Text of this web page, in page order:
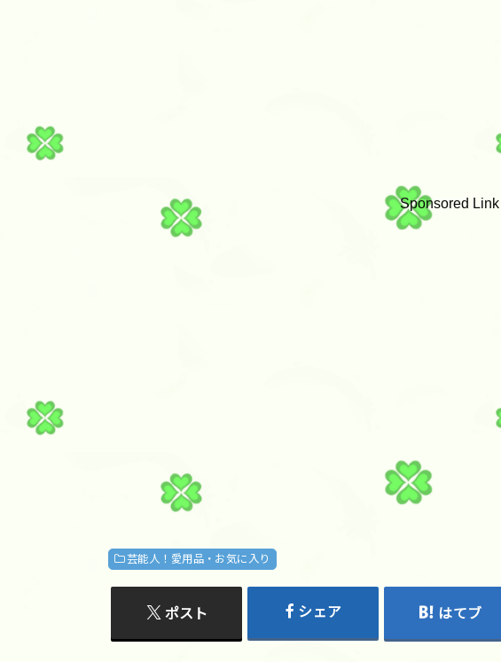
Sponsored Link
芸能人！愛用品・お気に入り
ポスト シェア はてブ